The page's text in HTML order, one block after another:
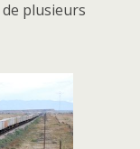
plusieurs